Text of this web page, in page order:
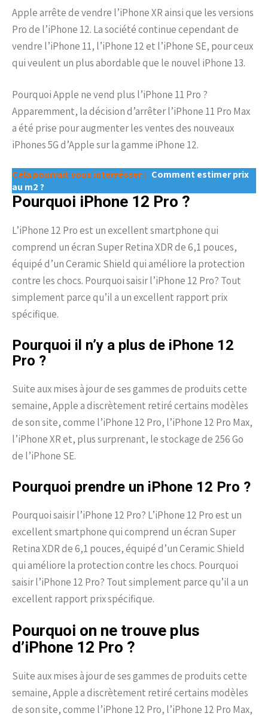
Apple arrête de vendre l’iPhone XR ainsi que les versions
Pro de l’iPhone 12. La société continue cependant de
vendre l’iPhone 11, l’iPhone 12 et l’iPhone SE, pour ceux
qui veulent un plus abordable que le nouvel iPhone 13.
Pourquoi Apple ne vend plus l’iPhone 11 Pro ?
Apparemment, la décision d’arrêter l’iPhone 11 Pro Max
a été prise pour augmenter les ventes des nouveaux
iPhones 5G d’Apple sur la gamme iPhone 12.
Cela pourrait vous interrésser : Comment estimer prix
au m2 ?
Pourquoi iPhone 12 Pro ?
L’iPhone 12 Pro est un excellent smartphone qui
comprend un écran Super Retina XDR de 6,1 pouces,
équipé d’un Ceramic Shield qui améliore la protection
contre les chocs. Pourquoi saisir l’iPhone 12 Pro? Tout
simplement parce qu’il a un excellent rapport prix
spécifique.
Pourquoi il n’y a plus de iPhone 12
Pro ?
Suite aux mises à jour de ses gammes de produits cette
semaine, Apple a discrètement retiré certains modèles
de son site, comme l’iPhone 12 Pro, l’iPhone 12 Pro Max,
l’iPhone XR et, plus surprenant, le stockage de 256 Go
de l’iPhone SE.
Pourquoi prendre un iPhone 12 Pro ?
Pourquoi saisir l’iPhone 12 Pro? L’iPhone 12 Pro est un
excellent smartphone qui comprend un écran Super
Retina XDR de 6,1 pouces, équipé d’un Ceramic Shield
qui améliore la protection contre les chocs. Pourquoi
saisir l’iPhone 12 Pro? Tout simplement parce qu’il a un
excellent rapport prix spécifique.
Pourquoi on ne trouve plus
d’iPhone 12 Pro ?
Suite aux mises à jour de ses gammes de produits cette
semaine, Apple a discrètement retiré certains modèles
de son site, comme l’iPhone 12 Pro, l’iPhone 12 Pro Max,